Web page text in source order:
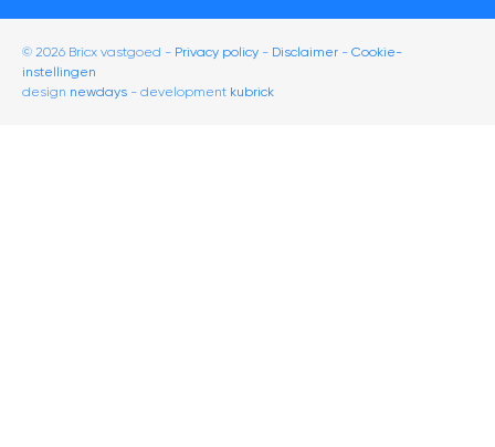
© 2026 Bricx vastgoed Privacy policy Disclaimer - Cookie-
instellingen
design newdays - development kubrick